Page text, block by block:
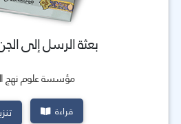
بعثة الرسل إلى
مؤسسة علوم نهج
قراءة